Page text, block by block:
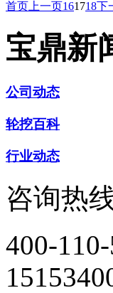
首页 上一页161718下
宝鼎新
公司动态
轮挖百科
行业动态
咨询热
400-